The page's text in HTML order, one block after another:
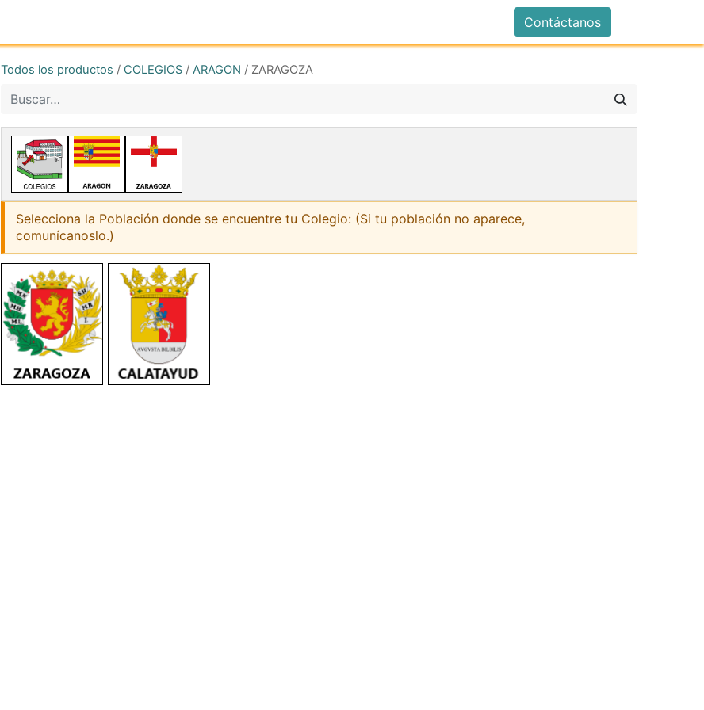
Contáctanos
Todos los productos / COLEGIOS / ARAGON / ZARAGOZA
Selecciona la Población donde se encuentre tu Colegio: (Si tu población no aparece,
comunícanoslo.)